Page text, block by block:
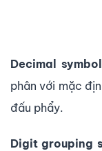
Decimal symbol
phân với mặc
đấu phẩy.
Digit grouping